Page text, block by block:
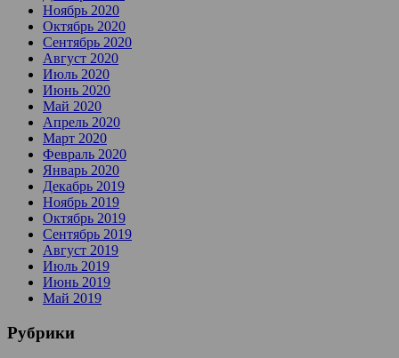
Ноябрь 2020
Октябрь 2020
Сентябрь 2020
Август 2020
Июль 2020
Июнь 2020
Май 2020
Апрель 2020
Март 2020
Февраль 2020
Январь 2020
Декабрь 2019
Ноябрь 2019
Октябрь 2019
Сентябрь 2019
Август 2019
Июль 2019
Июнь 2019
Май 2019
Рубрики